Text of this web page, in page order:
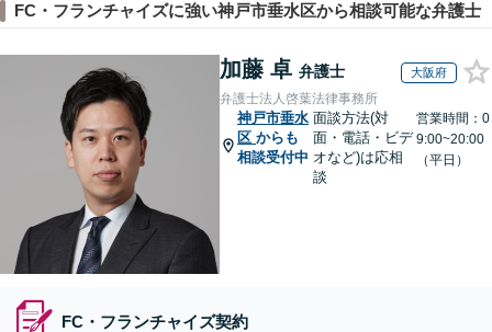
FC・フランチャイズに強い神戸市垂水区から相談可能な弁護士
加藤 卓 弁護士 大阪府
弁護士法人啓葉法律事務所
神戸市垂水
区 からも
相談受付中
面談方法(対
面・電話・ビデ
オなど)は応相
談
営業時間：0
9:00~20:00
（平日）
FC・フランチャイズ契約